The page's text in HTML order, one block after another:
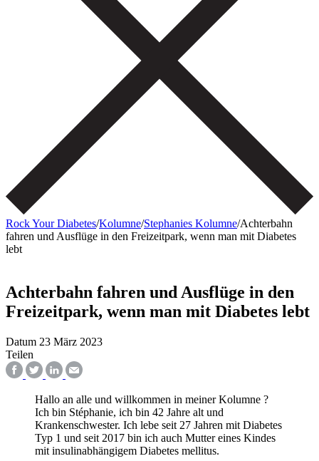
Rock Your Diabetes/Kolumne/Stephanies Kolumne/Achterbahn
fahren und Ausflüge in den Freizeitpark, wenn man mit Diabetes
lebt
Achterbahn fahren und Ausflüge in den
Freizeitpark, wenn man mit Diabetes lebt
Datum 23 März 2023
Teilen
Hallo an alle und willkommen in meiner Kolumne ?
Ich bin Stéphanie, ich bin 42 Jahre alt und
Krankenschwester. Ich lebe seit 27 Jahren mit Diabetes
Typ 1 und seit 2017 bin ich auch Mutter eines Kindes
mit insulinabhängigem Diabetes mellitus.